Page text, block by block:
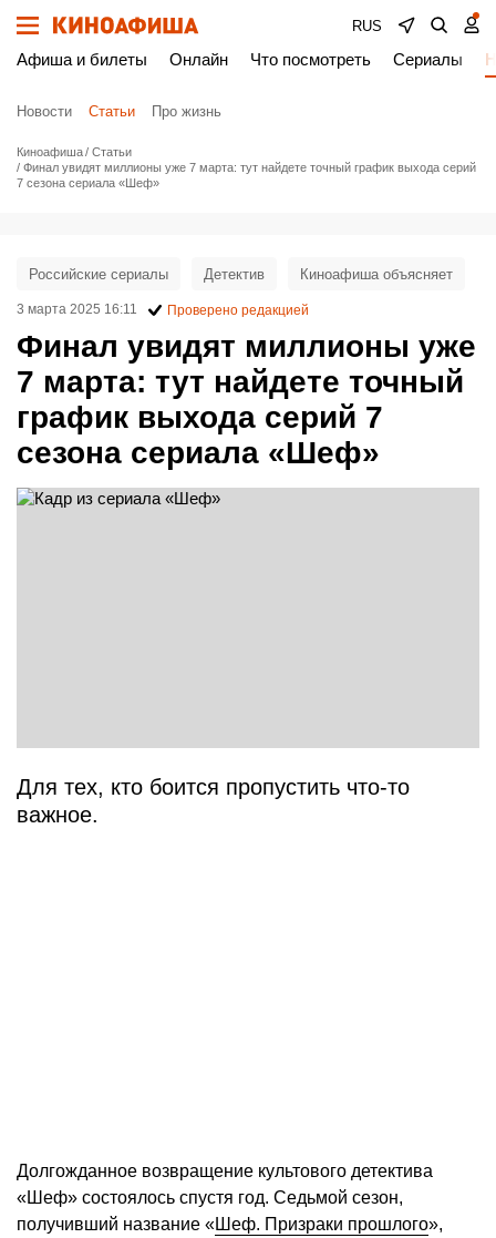
RUS
Афиша и билеты Онлайн Что посмотреть Сериалы
Новости Статьи Про жизнь
Киноафиша
Статьи
Финал увидят миллионы уже 7 марта: тут найдете точный график выхода серий
7 сезона сериала «Шеф»
Финал увидят миллионы уже
7 марта: тут найдете точный
график выхода серий 7
сезона сериала «Шеф»
Российские сериалы Детектив Киноафиша объясняет
3 марта 2025 16:11 Проверено редакцией
Для тех, кто боится пропустить что-то
важное.
Долгожданное возвращение культового детектива
«Шеф» состоялось спустя год. Седьмой сезон,
получивший название «Шеф. Призраки прошлого»,